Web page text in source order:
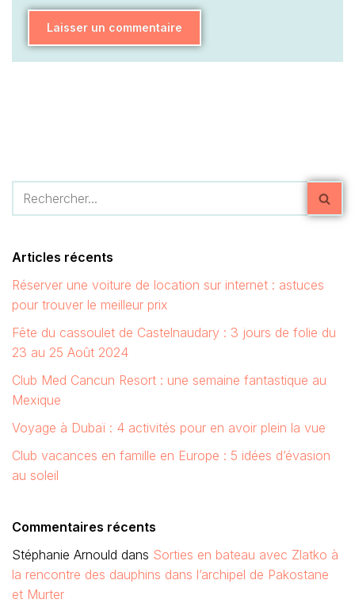
Articles récents
Réserver une voiture de location sur internet : astuces
pour trouver le meilleur prix
Fête du cassoulet de Castelnaudary : 3 jours de folie du
23 au 25 Août 2024
Club Med Cancun Resort : une semaine fantastique au
Mexique
Voyage à Dubaï : 4 activités pour en avoir plein la vue
Club vacances en famille en Europe : 5 idées d’évasion
au soleil
Commentaires récents
Stéphanie Arnould dans Sorties en bateau avec Zlatko à
la rencontre des dauphins dans l’archipel de Pakostane
et Murter